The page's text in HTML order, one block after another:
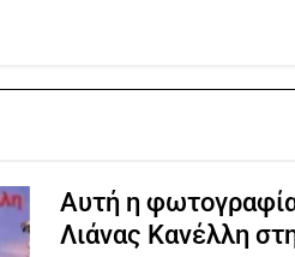
Αυτή η
Λιάνας Κανέλλη